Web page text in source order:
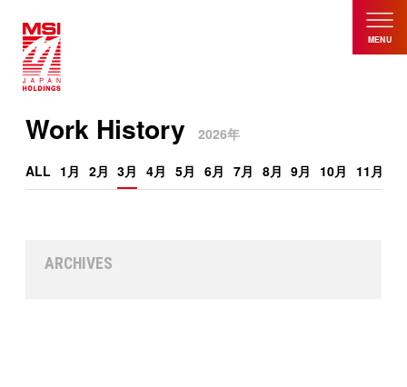
MENU
Work History 2026年
ALL 1月 2月 3月 4月 5月 6月 7月 8月 9月 10月 11月
ARCHIVES